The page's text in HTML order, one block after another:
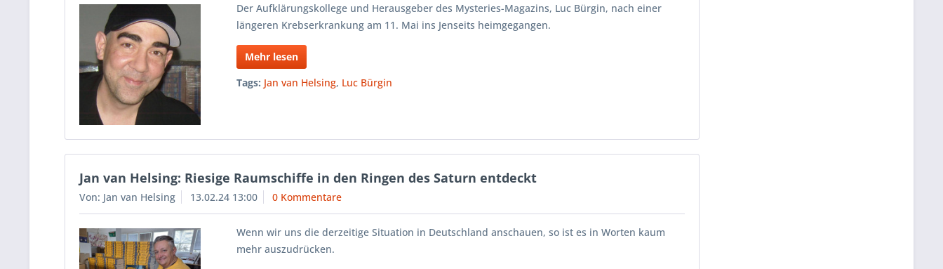
Der Aufklärungskollege und Herausgeber des Mysteries-Magazins, Luc Bürgin, nach einer
längeren Krebserkrankung am 11. Mai ins Jenseits heimgegangen.
Mehr lesen
Tags: Jan van Helsing, Luc Bürgin
Jan van Helsing: Riesige Raumschiffe in den Ringen des Saturn entdeckt
Von: Jan van Helsing 13.02.24 13:00 0 Kommentare
Wenn wir uns die derzeitige Situation in Deutschland anschauen, so ist es in Worten kaum
mehr auszudrücken.